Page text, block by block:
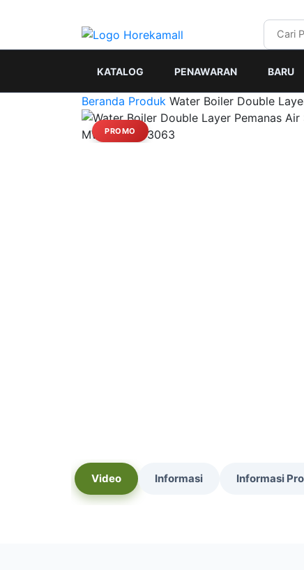
KATALOG PENAWARAN BARU
Beranda Produk Water Boiler Double
PROMO
Video Informasi Informasi